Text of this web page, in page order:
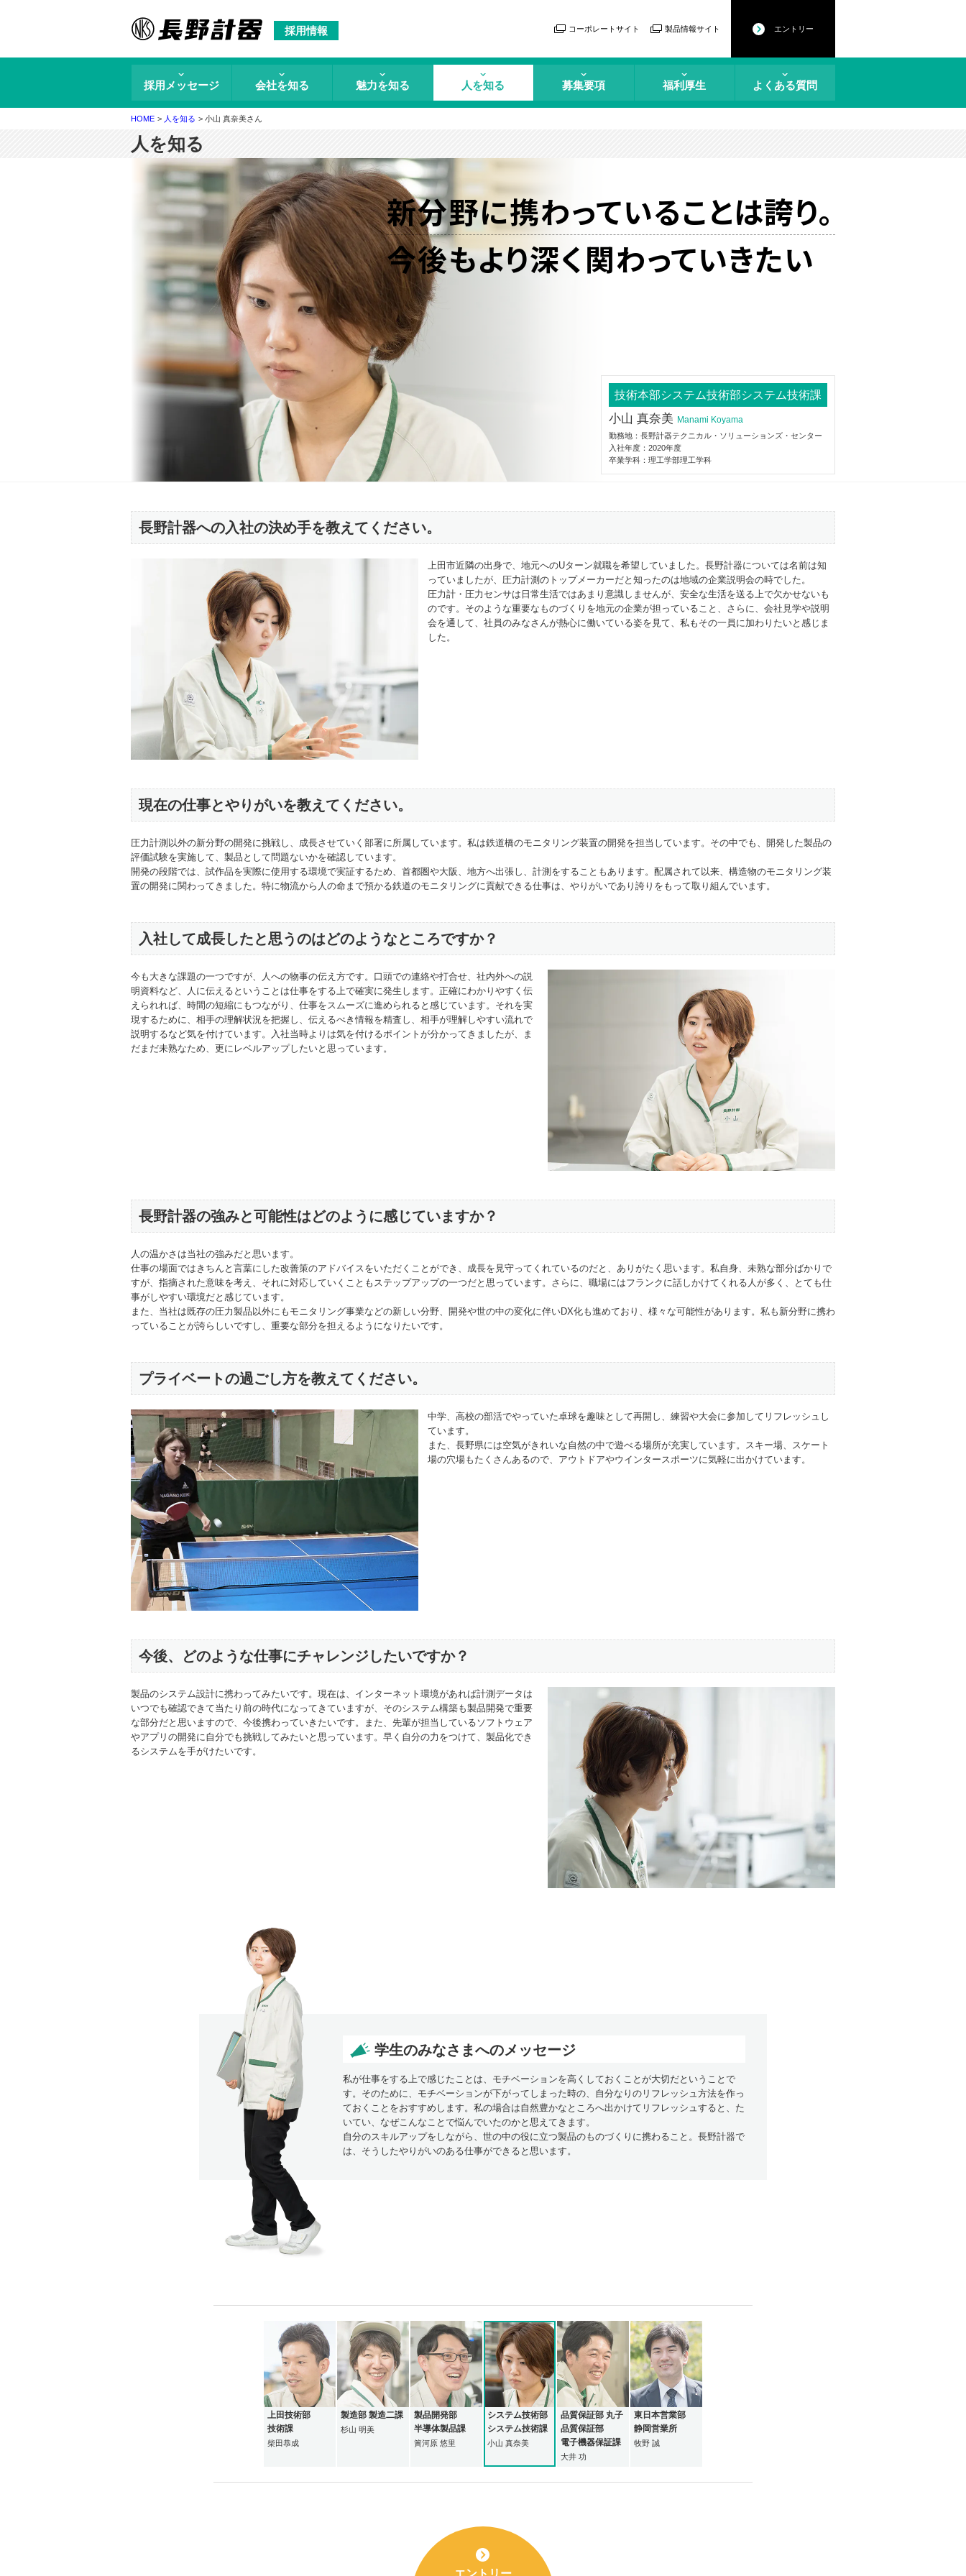
採用情報 コーポレートサイト 製品情報サイト エントリー
採用メッセージ 会社を知る 魅力を知る 人を知る 募集要項 福利厚生 よくある質問
HOME 人を知る 小山 真奈美さん
人を知る
新分野に携わっていることは誇り。
今後もより深く関わっていきたい
技術本部システム技術部システム技術課
小山 真奈美 Manami Koyama
勤務地：長野計器テクニカル・ソリューションズ・センター
入社年度：2020年度
卒業学科：理工学部理工学科
長野計器への入社の決め手を教えてください。
上田市近隣の出身で、地元へのUターン就職を希望していました。長野計器については名前は知
っていましたが、圧力計測のトップメーカーだと知ったのは地域の企業説明会の時でした。
圧力計・圧力センサは日常生活ではあまり意識しませんが、安全な生活を送る上で欠かせないも
のです。そのような重要なものづくりを地元の企業が担っていること、さらに、会社見学や説明
会を通して、社員のみなさんが熱心に働いている姿を見て、私もその一員に加わりたいと感じま
した。
現在の仕事とやりがいを教えてください。
圧力計測以外の新分野の開発に挑戦し、成長させていく部署に所属しています。私は鉄道橋のモニタリング装置の開発を担当しています。その中でも、開発した製品の
評価試験を実施して、製品として問題ないかを確認しています。
開発の段階では、試作品を実際に使用する環境で実証するため、首都圏や大阪、地方へ出張し、計測をすることもあります。配属されて以来、構造物のモニタリング装
置の開発に関わってきました。特に物流から人の命まで預かる鉄道のモニタリングに貢献できる仕事は、やりがいであり誇りをもって取り組んでいます。
入社して成長したと思うのはどのようなところですか？
今も大きな課題の一つですが、人への物事の伝え方です。口頭での連絡や打合せ、社内外への説
明資料など、人に伝えるということは仕事をする上で確実に発生します。正確にわかりやすく伝
えられれば、時間の短縮にもつながり、仕事をスムーズに進められると感じています。それを実
現するために、相手の理解状況を把握し、伝えるべき情報を精査し、相手が理解しやすい流れで
説明するなど気を付けています。入社当時よりは気を付けるポイントが分かってきましたが、ま
だまだ未熟なため、更にレベルアップしたいと思っています。
長野計器の強みと可能性はどのように感じていますか？
人の温かさは当社の強みだと思います。
仕事の場面ではきちんと言葉にした改善策のアドバイスをいただくことができ、成長を見守ってくれているのだと、ありがたく思います。私自身、未熟な部分ばかりで
すが、指摘された意味を考え、それに対応していくこともステップアップの一つだと思っています。さらに、職場にはフランクに話しかけてくれる人が多く、とても仕
事がしやすい環境だと感じています。
また、当社は既存の圧力製品以外にもモニタリング事業などの新しい分野、開発や世の中の変化に伴いDX化も進めており、様々な可能性があります。私も新分野に携わ
っていることが誇らしいですし、重要な部分を担えるようになりたいです。
プライベートの過ごし方を教えてください。
中学、高校の部活でやっていた卓球を趣味として再開し、練習や大会に参加してリフレッシュし
ています。
また、長野県には空気がきれいな自然の中で遊べる場所が充実しています。スキー場、スケート
場の穴場もたくさんあるので、アウトドアやウインタースポーツに気軽に出かけています。
今後、どのような仕事にチャレンジしたいですか？
製品のシステム設計に携わってみたいです。現在は、インターネット環境があれば計測データは
いつでも確認できて当たり前の時代になってきていますが、そのシステム構築も製品開発で重要
な部分だと思いますので、今後携わっていきたいです。また、先輩が担当しているソフトウェア
やアプリの開発に自分でも挑戦してみたいと思っています。早く自分の力をつけて、製品化でき
るシステムを手がけたいです。
学生のみなさまへのメッセージ
私が仕事をする上で感じたことは、モチベーションを高くしておくことが大切だということで
す。そのために、モチベーションが下がってしまった時の、自分なりのリフレッシュ方法を作っ
ておくことをおすすめします。私の場合は自然豊かなところへ出かけてリフレッシュすると、た
いてい、なぜこんなことで悩んでいたのかと思えてきます。
自分のスキルアップをしながら、世の中の役に立つ製品のものづくりに携わること。長野計器で
は、そうしたやりがいのある仕事ができると思います。
上田技術部
技術課
柴田恭成
製造部 製造二課
杉山 明美
製品開発部
半導体製品課
簀河原 悠里
システム技術部
システム技術課
小山 真奈美
品質保証部 丸子
品質保証部
電子機器保証課
大井 功
東日本営業部
静岡営業所
牧野 誠
エントリー